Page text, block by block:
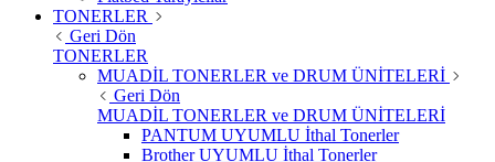
TONERLER
Geri Dön
TONERLER
MUADİL TONERLER ve DRUM ÜNİTELERİ
Geri Dön
MUADİL TONERLER ve DRUM ÜNİTELERİ
PANTUM UYUMLU İthal Tonerler
Brother UYUMLU İthal Tonerler